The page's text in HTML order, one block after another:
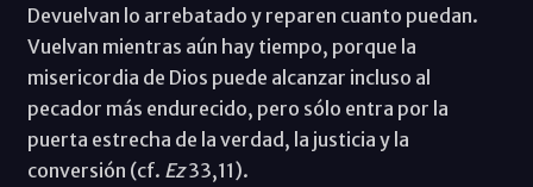
Devuelvan lo arrebatado y reparen cuanto puedan.
Vuelvan mientras aún hay tiempo, porque la
misericordia de Dios puede alcanzar incluso al
pecador más endurecido, pero sólo entra por la
puerta estrecha de la verdad, la justicia y la
conversión (cf. Ez33,11).